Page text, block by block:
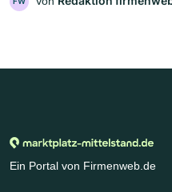
Ein Portal von Firmenweb.de